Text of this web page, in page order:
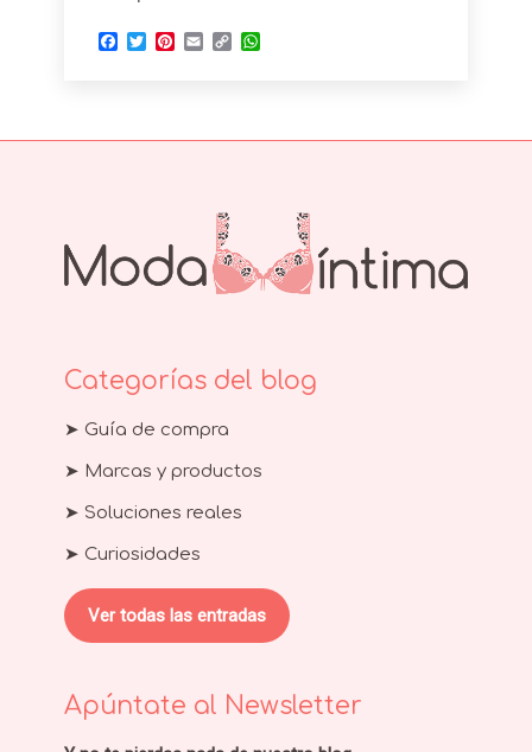
Facebook
TwitterPinterest
EmailCopyWhatsApp
Categorías del blog
➤ Guía de compra
➤ Marcas y productos
➤ Soluciones reales
➤ Curiosidades
Ver todas las entradas
Apúntate al Newsletter